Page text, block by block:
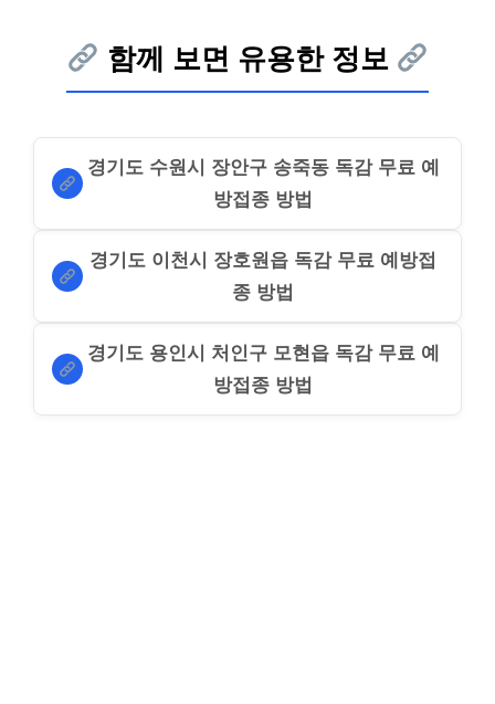
함께 보면 유용한 정보
경기도 수원시 장안구 송죽동 독감 무료 예
방접종 방법
경기도 이천시 장호원읍 독감 무료 예방접
종 방법
경기도 용인시 처인구 모현읍 독감 무료 예
방접종 방법